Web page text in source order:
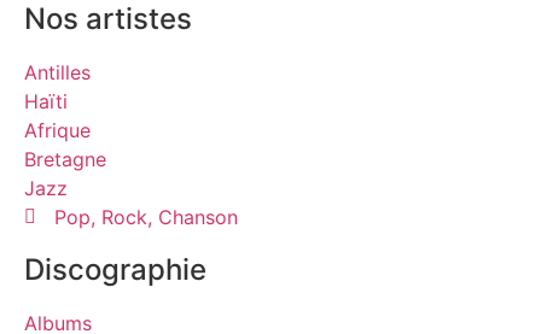
Nos artistes
Antilles
Haïti
Afrique
Bretagne
Jazz
Pop, Rock, Chanson
Discographie
Albums